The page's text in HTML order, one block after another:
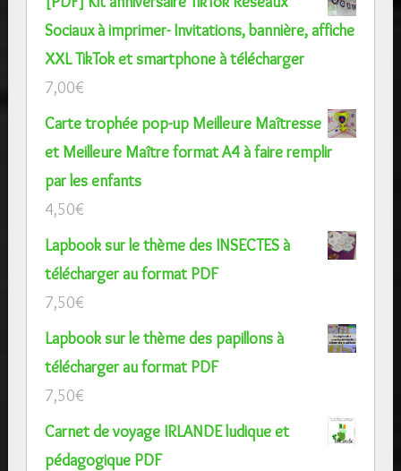
Sociaux à imprimer- Invitations, bannière, affiche
XXL TikTok et smartphone à télécharger
7,00€
Carte trophée pop-up Meilleure Maîtresse
et Meilleure Maître format A4 à faire remplir
par les enfants
4,50€
Lapbook sur le thème des INSECTES à
télécharger au format PDF
7,50€
Lapbook sur le thème des papillons à
télécharger au format PDF
7,50€
Carnet de voyage IRLANDE ludique et
pédagogique PDF